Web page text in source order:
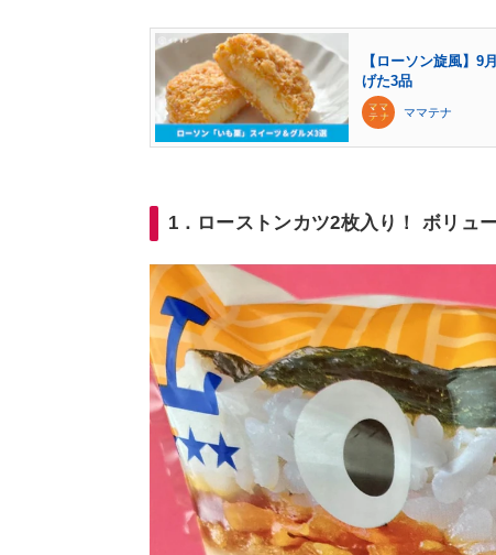
【ローソン旋風】9
げた3品
ママテナ
1．ローストンカツ2枚入り！ ボリュ